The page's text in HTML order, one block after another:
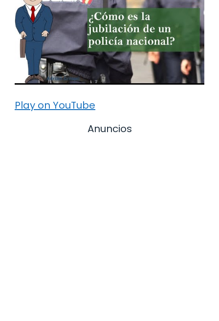
Play on YouTube
Anuncios